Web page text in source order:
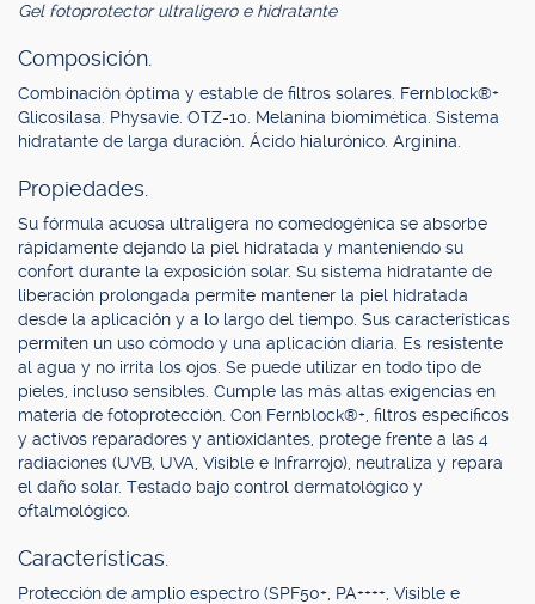
Gel fotoprotector ultraligero e hidratante
Composición.
Combinación óptima y estable de filtros solares. Fernblock®+
Glicosilasa. Physavie. OTZ-10. Melanina biomimética. Sistema
hidratante de larga duración. Ácido hialurónico. Arginina.
Propiedades.
Su fórmula acuosa ultraligera no comedogénica se absorbe
rápidamente dejando la piel hidratada y manteniendo su
confort durante la exposición solar. Su sistema hidratante de
liberación prolongada permite mantener la piel hidratada
desde la aplicación y a lo largo del tiempo. Sus características
permiten un uso cómodo y una aplicación diaria. Es resistente
al agua y no irrita los ojos. Se puede utilizar en todo tipo de
pieles, incluso sensibles. Cumple las más altas exigencias en
materia de fotoprotección. Con Fernblock®+, filtros específicos
y activos reparadores y antioxidantes, protege frente a las 4
radiaciones (UVB, UVA, Visible e Infrarrojo), neutraliza y repara
el daño solar. Testado bajo control dermatológico y
oftalmológico.
Características.
Protección de amplio espectro (SPF50+, PA++++, Visible e